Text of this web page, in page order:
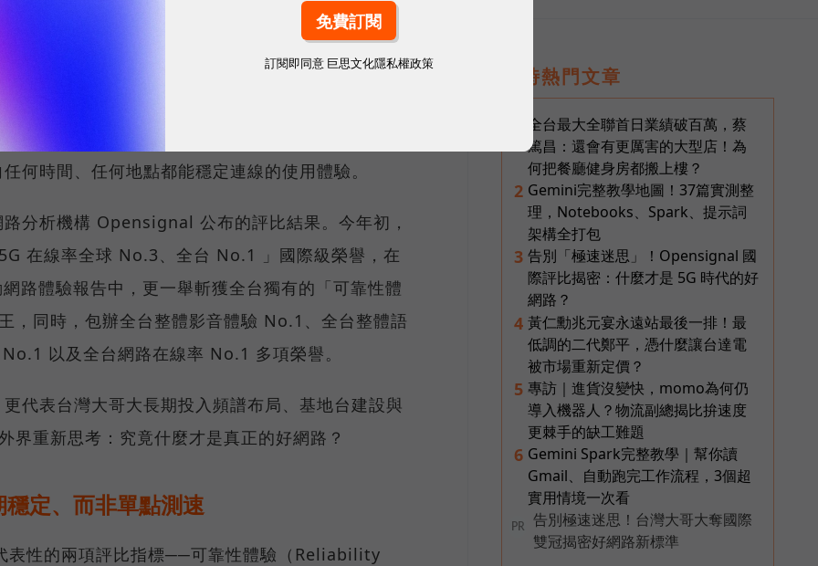
要指標，但在 5G 成為工作、娛樂、生活不可或缺
成好的使用體驗，也因如此，衡量「好網路」的標
何時間、任何地點都能穩定連線的使用體驗。
分析機構 Opensignal 公布的評比結果。今年初，
在線率全球 No.3、全台 No.1 」國際級榮譽，在
路體驗報告中，更一舉斬獲全台獨有的「可靠性體
，同時，包辦全台整體影音體驗 No.1、全台整體語
以及全台網路在線率 No.1 多項榮譽。
代表台灣大哥大長期投入頻譜布局、基地台建設與
界重新思考：究竟什麼才是真正的好網路？
定、而非單點測速
性的兩項評比指標──可靠性體驗（Reliability
即時熱門文章
全台最大全聯首日業績破百萬，蔡
篤昌：還會有更厲害的大型店！為
何把餐廳健身房都搬上樓？
2 Gemini完整教學地圖！37篇實測整
理，Notebooks、Spark、提示詞
架構全打包
3 告別「極速迷思」！Opensignal 國
際評比揭密：什麼才是 5G 時代的好
網路？
4 黃仁勳兆元宴永遠站最後一排！最
低調的二代鄭平，憑什麼讓台達電
被市場重新定價？
5 專訪｜進貨沒變快，momo為何仍
導入機器人？物流副總揭比拚速度
更棘手的缺工難題
6 Gemini Spark完整教學｜幫你讀
Gmail、自動跑完工作流程，3個超
實用情境一次看
PR
告別極速迷思！台灣大哥大奪國際
雙冠揭密好網路新標準
訂閱即同意 巨思文化隱私權政策